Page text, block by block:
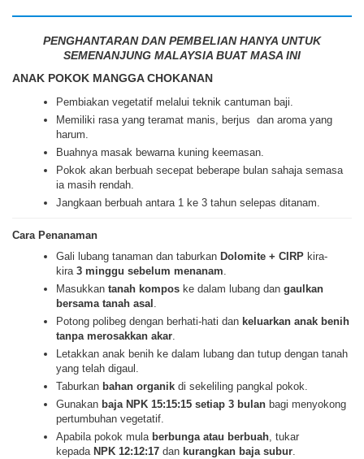
PENGHANTARAN DAN PEMBELIAN HANYA UNTUK
SEMENANJUNG MALAYSIA BUAT MASA INI
ANAK POKOK MANGGA CHOKANAN
Pembiakan vegetatif melalui teknik cantuman baji.
Memiliki rasa yang teramat manis, berjus dan aroma yang
harum.
Buahnya masak bewarna kuning keemasan.
Pokok akan berbuah secepat beberape bulan sahaja semasa
ia masih rendah.
Jangkaan berbuah antara 1 ke 3 tahun selepas ditanam.
Cara Penanaman
Gali lubang tanaman dan taburkan Dolomite + CIRP kira-
kira3 minggu sebelum menanam.
Masukkantanah kompos ke dalam lubang dangaulkan
bersama tanah asal .
Potong polibeg dengan berhati-hati dan keluarkan anak benih
tanpa merosakkan akar.
Letakkan anak benih ke dalam lubang dan tutup dengan tanah
yang telah digaul.
Taburkan bahan organik di sekeliling pangkal pokok.
Gunakan baja NPK 15:15:15 setiap 3 bulan bagi menyokong
pertumbuhan vegetatif.
Apabila pokok mula berbunga atau berbuah, tukar
kepada NPK 12:12:17 dan kurangkan baja subur.